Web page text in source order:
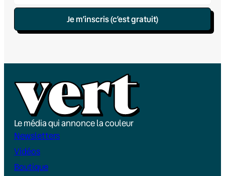
Je m’inscris (c’est gratuit)
Le média qui annonce la couleur
Newsletters
Vidéos
Boutique